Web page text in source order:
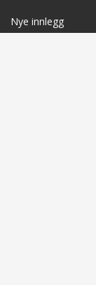
Nye innlegg